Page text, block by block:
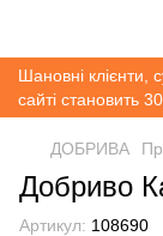
Шановні клієнти,
сайті становить
ДОБРИВА
Добриво
Артикул: 108690